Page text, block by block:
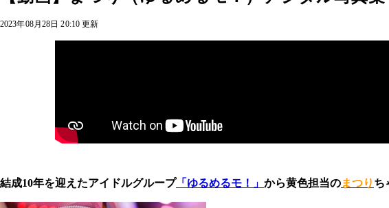
2023年08月28日 20:10 更新
結成10年を迎えたアイドルグループ「ゆるめるモ！」 から黄色担当のまつり ち